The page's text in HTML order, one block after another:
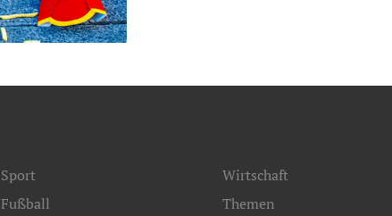
Sport
Fußball
Wirtschaft
Themen